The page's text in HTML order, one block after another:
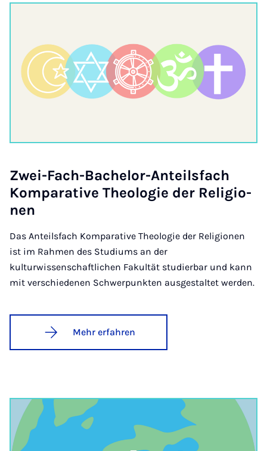
Zwei-Fach-Ba­che­lor-An­teils­fach
Kom­pa­ra­ti­ve Theo­lo­gie der Re­li­gi­o­
nen
Das Anteilsfach Komparative Theologie der Religionen
ist im Rahmen des Studiums an der
kulturwissenschaftlichen Fakultät studierbar und kann
mit verschiedenen Schwerpunkten ausgestaltet werden.
Mehr erfahren